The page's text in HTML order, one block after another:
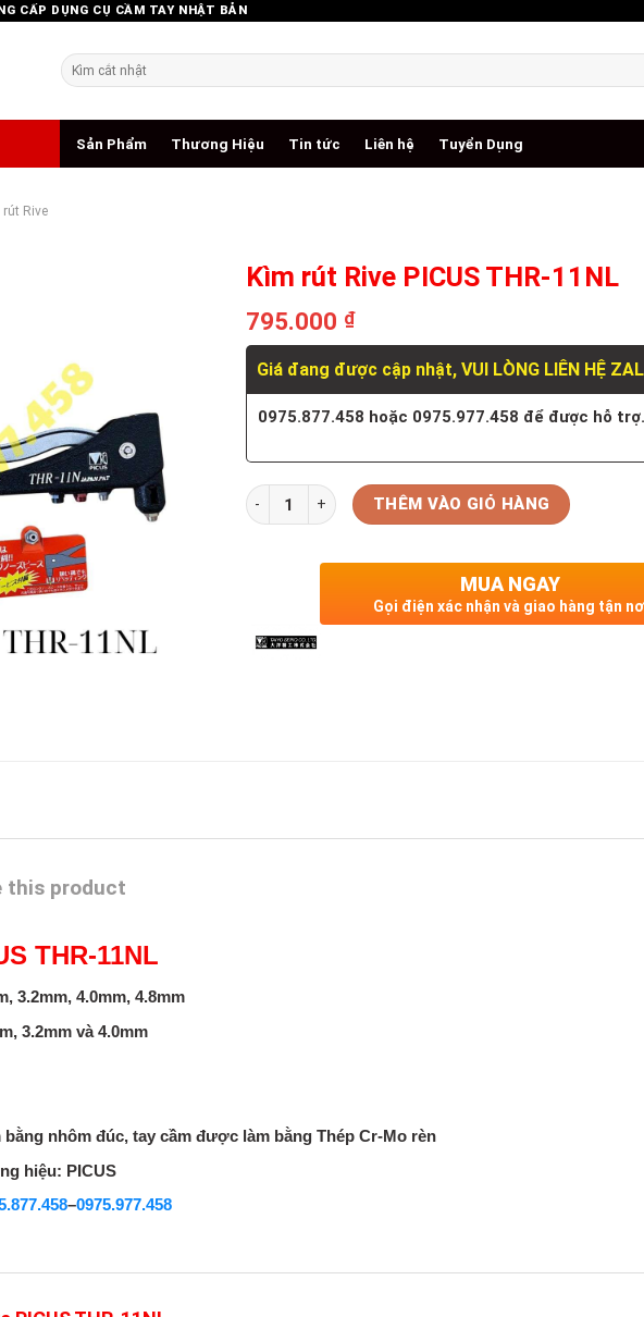
CẤP DỤNG CỤ CẦM TAY NHẬT BẢN
Tìm
kiếm:
Sản Phẩm Thương Hiệu Tin tức Liên hệ Tuyển Dụng
rút Rive
Kìm rút Rive PICUS THR-11NL
795.000 ₫
Giá đang được cập nhật, VUI LÒNG LIÊN HỆ
0975.877.458 hoặc 0975.977.458 để được hỗ
Số lượng THÊM VÀO GIỎ HÀNG
MUA NGAY
Gọi điện xác nhận và giao hàng tận
this product
THR-11NL
3.2mm, 4.0mm, 4.8mm
3.2mm và 4.0mm
nhôm đúc, tay cầm được làm bằng Thép Cr-Mo rèn
hiệu: PICUS
–0975.977.458